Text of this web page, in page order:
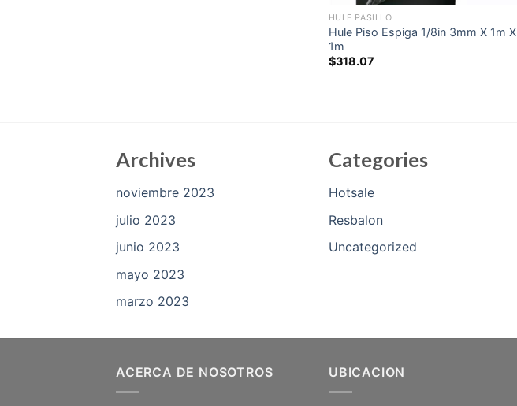
HULE PASILLO
Hule Piso Espiga 1/8in 3mm X 1m X
1m
$318.07
Archives
noviembre 2023
julio 2023
junio 2023
mayo 2023
marzo 2023
Categories
Hotsale
Resbalon
Uncategorized
ACERCA DE NOSOTROS UBICACION